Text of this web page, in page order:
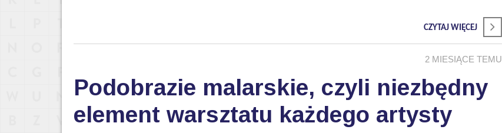
CZYTAJ WIĘCEJ
2 MIESIĄCE TEMU
Podobrazie malarskie, czyli niezbędny
element warsztatu każdego artysty